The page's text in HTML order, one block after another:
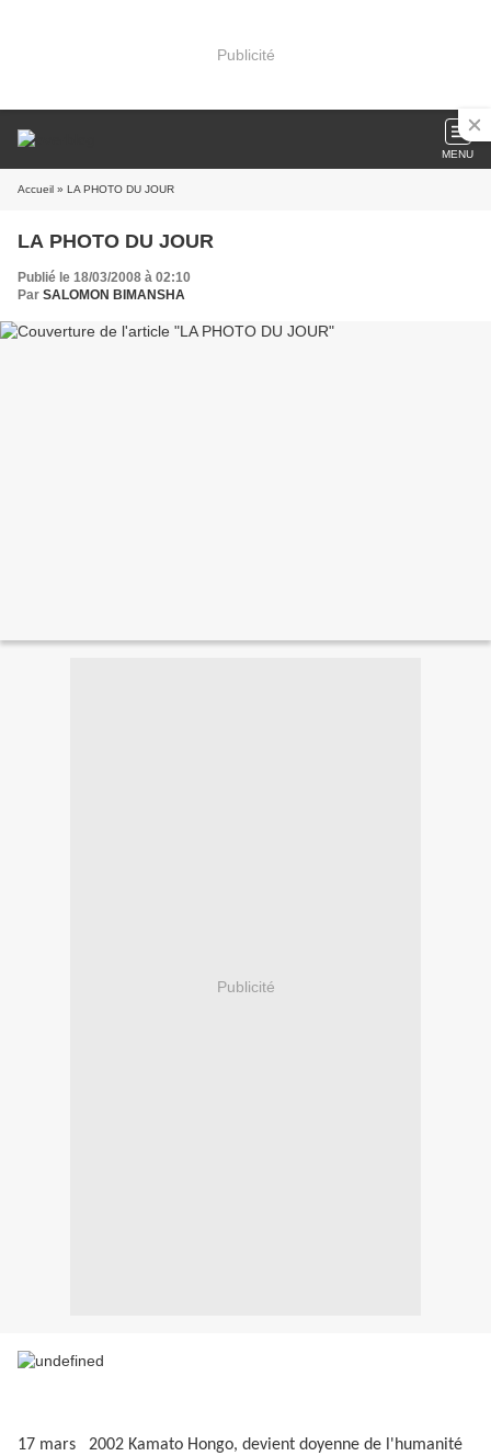
Publicité
MENU
Accueil » LA PHOTO DU JOUR
LA PHOTO DU JOUR
Publié le 18/03/2008 à 02:10
Par SALOMON BIMANSHA
Publicité
17 mars 2002 Kamato Hongo, devient doyenne de l'humanité